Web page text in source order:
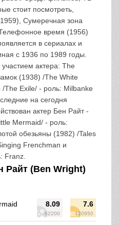
стоит посмотреть,
Сумеречная зона
время (1956)
в сериалах и
с 1936 по 1989 годы.
актера: The
(1938) /The White
The Exile/ - роль: Milbanke
на сегодня
актер Бен Райт -
Mermaid/ - роль:
обезьяны (1982) /Tales
Frenchman и
Franz.
(Ben Wright)
8.09
62200
7.6
120950